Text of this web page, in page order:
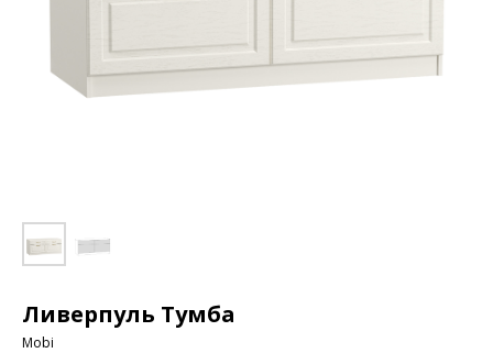
Ливерпуль Тумба
Mobi